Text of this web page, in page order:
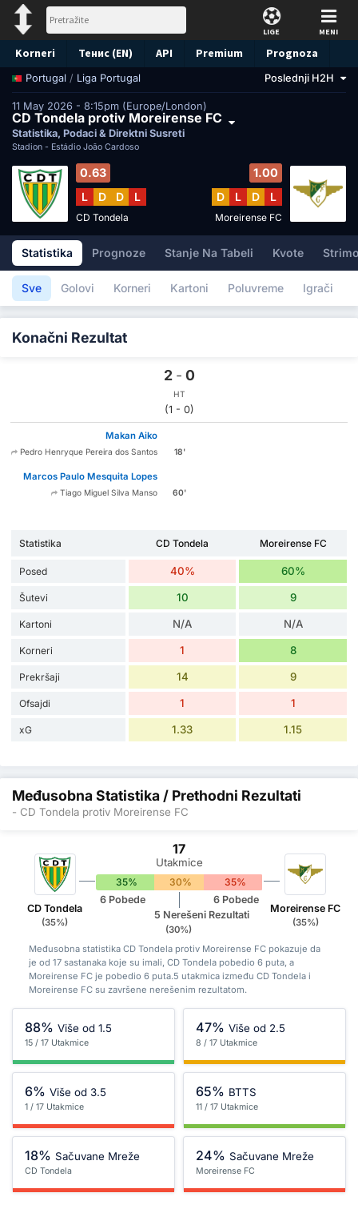
LIGE MENI
Korneri Тенис (EN) API Premium Prognoza
Portugal / Liga Portugal Poslednji H2H
11 May 2026 - 8:15pm (Europe/London)
CD Tondela protiv Moreirense FC
Statistika, Podaci & Direktni Susreti
Stadion - Estádio João Cardoso
0.63
L
D D L
CD Tondela
1.00
D
L D L
Moreirense FC
Statistika Prognoze Stanje Na Tabeli Kvote
Sve Golovi Korneri Kartoni Poluvreme Igrači
Konačni Rezultat
2 - 0
HT
(1 - 0)
Makan Aiko
Pedro Henryque Pereira dos Santos 18'
Marcos Paulo Mesquita Lopes
Tiago Miguel Silva Manso 60'
Statistika CD Tondela Moreirense FC
Posed 40% 60%
Šutevi 10 9
Kartoni N/A N/A
Korneri 1 8
Prekršaji 14 9
Ofsajdi 1 1
xG 1.33 1.15
Međusobna Statistika / Prethodni Rezultati
- CD Tondela protiv Moreirense FC
CD Tondela
(35%)
17
Utakmice
35% 30%
35%
6 Pobede
5 Nerešeni Rezultati
(30%)
6 Pobede
Moreirense FC
(35%)
Međusobna statistika CD Tondela protiv Moreirense FC pokazuje da
je od 17 sastanaka koje su imali, CD Tondela pobedio 6 puta, a
Moreirense FC je pobedio 6 puta.5 utakmica između CD Tondela i
Moreirense FC su završene nerešenim rezultatom.
88% Više od 1.5
15 / 17 Utakmice
47% Više od 2.5
8 / 17 Utakmice
6% Više od 3.5
1 / 17 Utakmice
65% BTTS
11 / 17 Utakmice
18% Sačuvane Mreže
CD Tondela
24% Sačuvane Mreže
Moreirense FC